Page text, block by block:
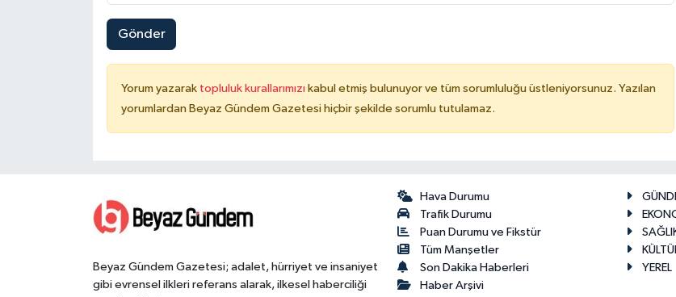
Gönder
Yorum yazarak topluluk kurallarımızı kabul etmiş bulunuyor ve tüm sorumluluğu üstleniyorsunuz. Yazılan
yorumlardan Beyaz Gündem Gazetesi hiçbir şekilde sorumlu tutulamaz.
Beyaz Gündem Gazetesi; adalet, hürriyet ve insaniyet
gibi evrensel ilkleri referans alarak, ilkesel haberciliği
Hava Durumu
Trafik Durumu
Puan Durumu ve Fikstür
Tüm Manşetler
Son Dakika Haberleri
Haber Arşivi
YEREL